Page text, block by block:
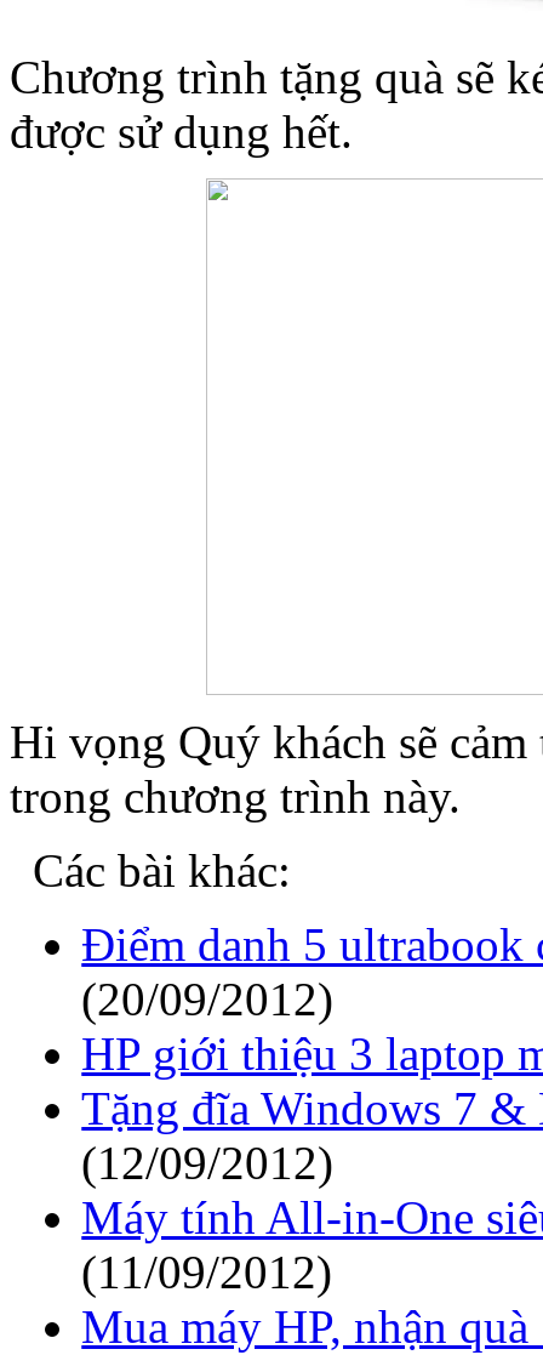
Chương trình tặng quà sẽ
được sử dụng hết.
Hi vọng Quý khách sẽ
trong chương trình này.
Các bài khác:
Điểm danh 5 ultrabook
(20/09/2012)
HP giới thiệu 3 laptop
Tặng đĩa Windows 7
(12/09/2012)
Máy tính All-in-One
(11/09/2012)
Mua máy HP, nhận